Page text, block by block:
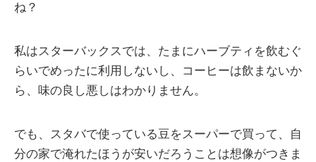
ね？
私はスターバックスでは、たまにハーブティを飲むぐ
らいでめったに利用しないし、コーヒーは飲まないか
ら、味の良し悪しはわかりません。
でも、スタバで使っている豆をスーパーで買って、自
分の家で淹れたほうが安いだろうことは想像がつきま